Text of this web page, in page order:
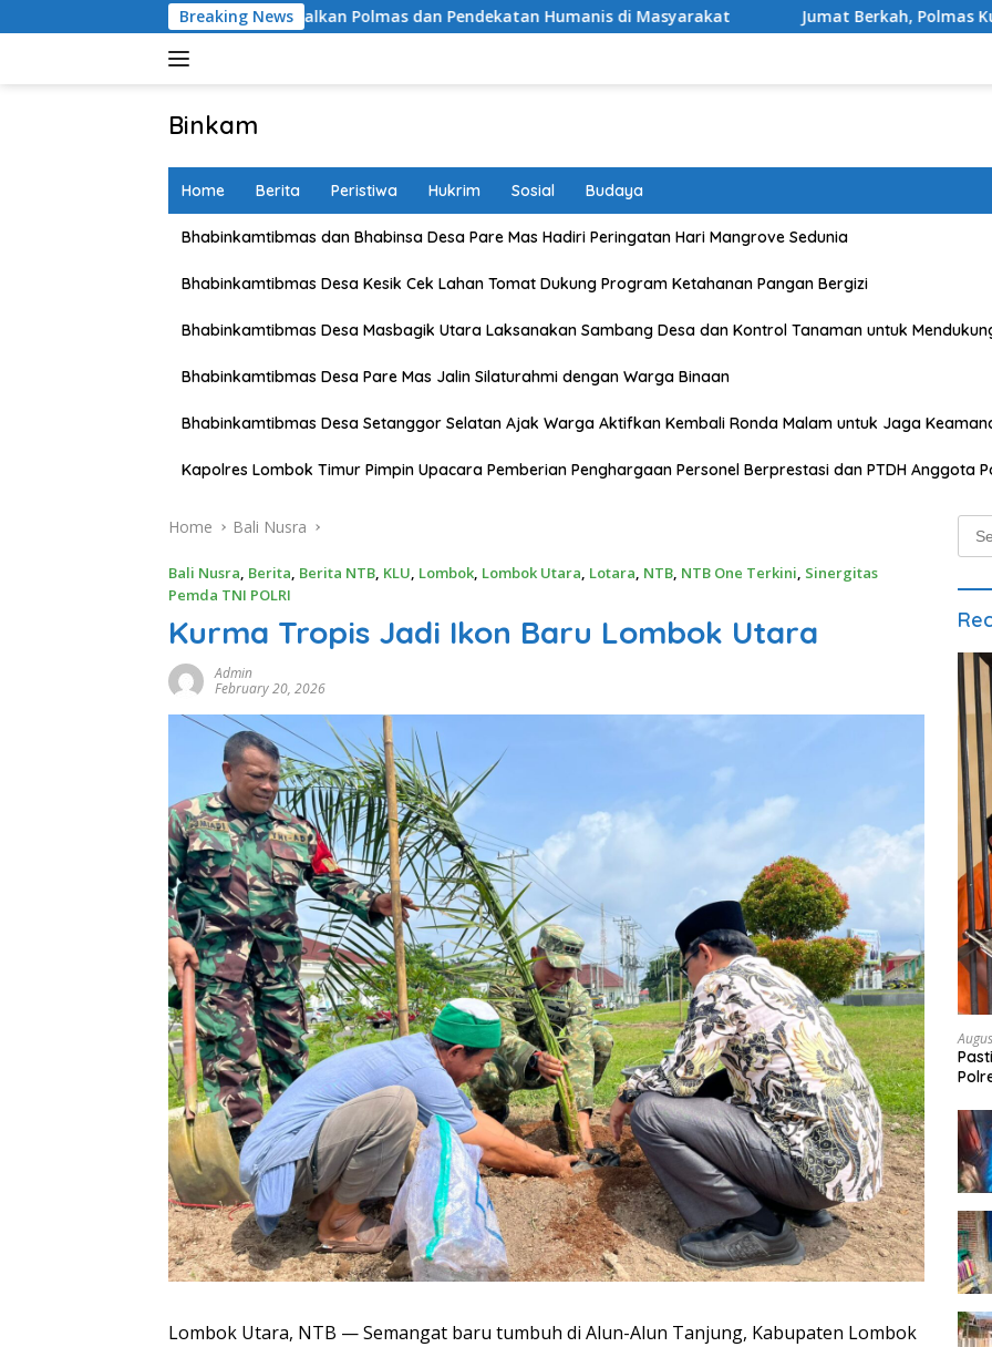
to
Breaking News
Barat Optimalkan Polmas dan Pendekatan Humanis di Masyarakat Jumat Berkah, Polmas Kumbe Salurkan
Binkam
Home Berita Peristiwa Hukrim Sosial Budaya
Bhabinkamtibmas dan Bhabinsa Desa Pare Mas Hadiri Peringatan Hari Mangrove Sedunia
Bhabinkamtibmas Desa Kesik Cek Lahan Tomat Dukung Program Ketahanan Pangan Bergizi
Bhabinkamtibmas Desa Masbagik Utara Laksanakan Sambang Desa dan Kontrol Tanaman untuk
Bhabinkamtibmas Desa Pare Mas Jalin Silaturahmi dengan Warga Binaan
Bhabinkamtibmas Desa Setanggor Selatan Ajak Warga Aktifkan Kembali Ronda Malam untuk Jaga
Kapolres Lombok Timur Pimpin Upacara Pemberian Penghargaan Personel Berprestasi dan PTDH Anggota
Home Bali Nusra
Bali Nusra, Berita, Berita NTB, KLU, Lombok, Lombok Utara, Lotara, NTB, NTB One Terkini, Sinergitas
Pemda TNI POLRI
Kurma Tropis Jadi Ikon Baru Lombok Utara
Admin
February 20, 2026
Lombok Utara, NTB — Semangat baru tumbuh di Alun-Alun Tanjung, Kabupaten Lombok
for: